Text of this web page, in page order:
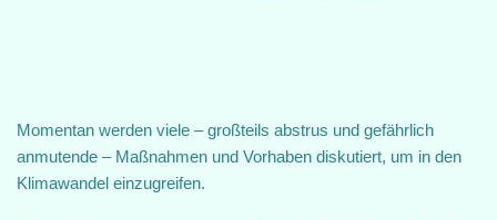
Momentan werden viele – großteils abstrus und gefährlich
anmutende – Maßnahmen und Vorhaben diskutiert, um in den
Klimawandel einzugreifen.